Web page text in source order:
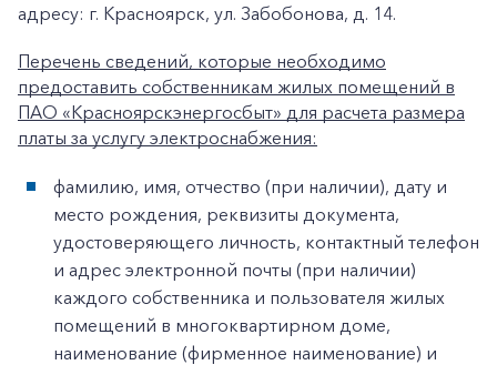
адресу: г. Красноярск, ул. Забобонова, д. 14.
Перечень сведений, которые необходимо
предоставить собственникам жилых помещений в
ПАО «Красноярскэнергосбыт» для расчета размера
платы за услугу электроснабжения:
фамилию, имя, отчество (при наличии), дату и
место рождения, реквизиты документа,
удостоверяющего личность, контактный телефон
и адрес электронной почты (при наличии)
каждого собственника и пользователя жилых
помещений в многоквартирном доме,
наименование (фирменное наименование) и